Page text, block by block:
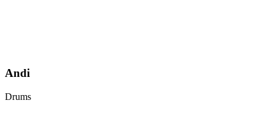
Andi
Drums